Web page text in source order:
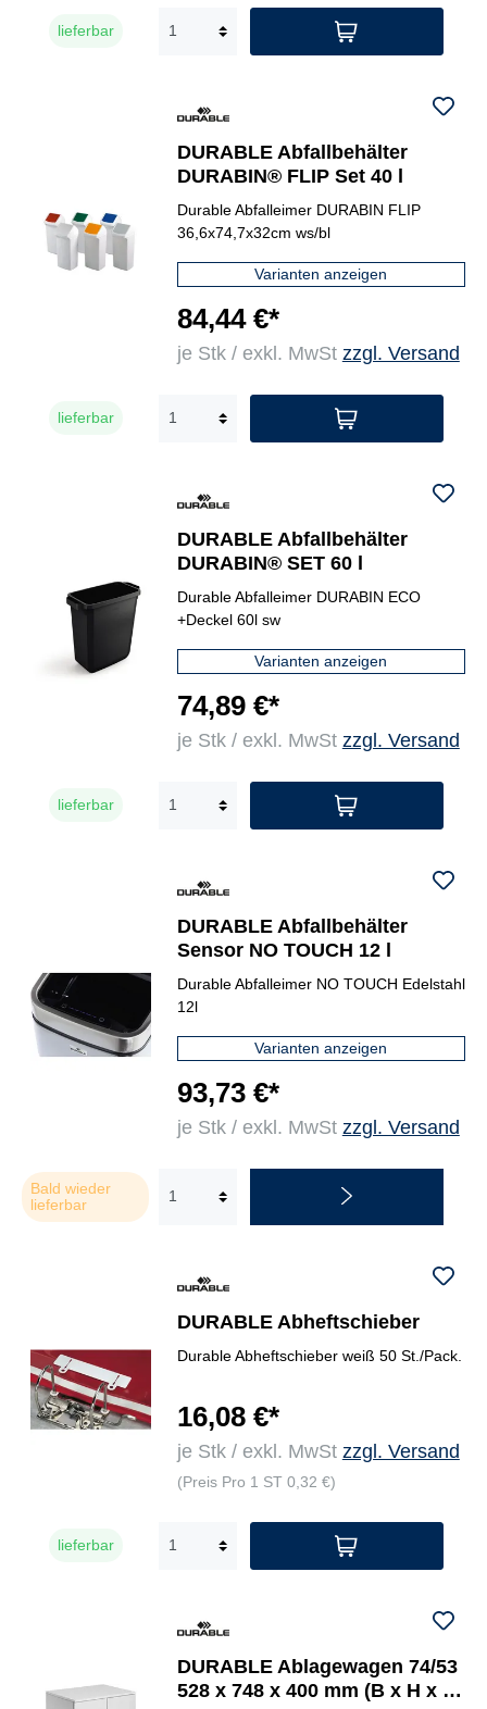
lieferbar
DURABLE Abfallbehälter
DURABIN® FLIP Set 40 l
Durable Abfalleimer DURABIN FLIP
36,6x74,7x32cm ws/bl
Varianten anzeigen
84,44 €*
je Stk / exkl. MwSt zzgl. Versand
lieferbar
DURABLE Abfallbehälter
DURABIN® SET 60 l
Durable Abfalleimer DURABIN ECO
+Deckel 60l sw
Varianten anzeigen
74,89 €*
je Stk / exkl. MwSt zzgl. Versand
lieferbar
DURABLE Abfallbehälter
Sensor NO TOUCH 12 l
Durable Abfalleimer NO TOUCH Edelstahl
12l
Varianten anzeigen
93,73 €*
je Stk / exkl. MwSt zzgl. Versand
Bald wieder
lieferbar
DURABLE Abheftschieber
Durable Abheftschieber weiß 50 St./Pack.
16,08 €*
je Stk / exkl. MwSt zzgl. Versand
(Preis Pro 1 ST 0,32 €)
lieferbar
DURABLE Ablagewagen 74/53
528 x 748 x 400 mm (B x H x T)